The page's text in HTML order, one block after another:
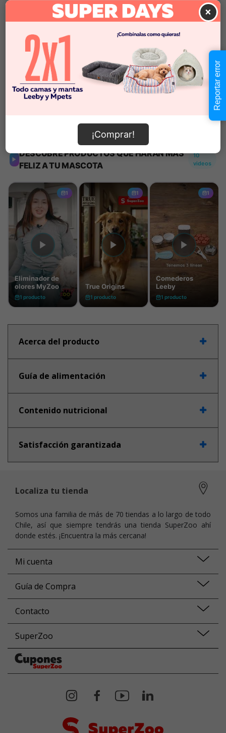
-
$3.990
En Stock
Añadir al carrito
Información de envío
Acerca del producto
Guía de alimentación
Contenido nutricional
Satisfacción garantizada
×
¡Comprar!
Localiza tu tienda
Somos una familia de más de 70 tiendas a lo largo de todo
Chile, así que siempre tendrás una tienda SuperZoo ahí
donde estés. ¡Encuentra la más cercana!
Mi cuenta
Guía de Compra
Contacto
SuperZoo
Reportar error